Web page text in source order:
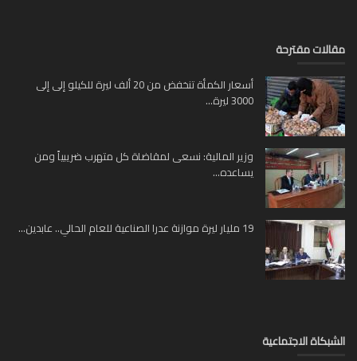
مقالات مقترحة
أسعار الكمأة تنخفض من 20 ألف ليرة للكيلو إلى إلى
3000 ليرة...
وزير المالية: نسعى لمقاضاة كل متهرب ضريبياً ومن
يساعده...
19 مليار ليرة موازنة عدرا الصناعية للعام الحالي.. عابدين...
الشبكاة الاجتماعية